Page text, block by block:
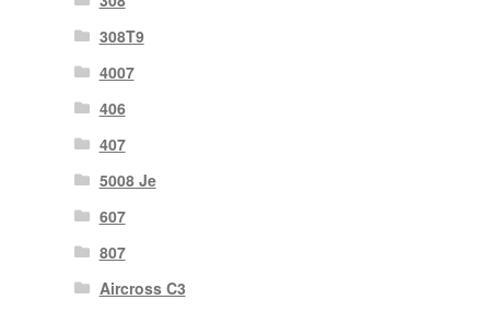
308T9
4007
406
407
5008 Je
607
807
Aircross C3